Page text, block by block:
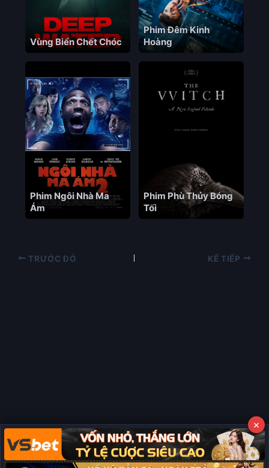
Vùng Biển Chết Chóc
Phim Đêm Kinh
Hoàng
Phim Ngôi Nhà Ma
Ám
Phim Phù Thủy Bóng
Tối
TRƯỚC ĐÓ KẾ TIẾP
Copyright © 2026 Phim Full HD
×